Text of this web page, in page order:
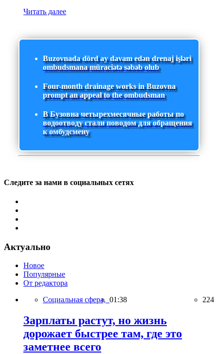
Читать далее
Buzovnada dörd ay davam edən drenaj işləri
ombudsmana müraciətə səbəb olub
Four-month drainage works in Buzovna
prompt an appeal to the ombudsman
В Бузовна четырехмесячные работы по
водоотводу стали поводом для обращения
к омбудсмену
Следите за нами в социальных сетях
Актуально
Новое
Популярные
От редактора
Социальная сфера, 01:38 224
Зарплаты растут, но жизнь
дорожает быстрее там, где это
заметнее всего